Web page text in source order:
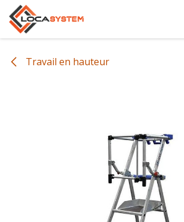
Se rendre au contenu
Travail en hauteur